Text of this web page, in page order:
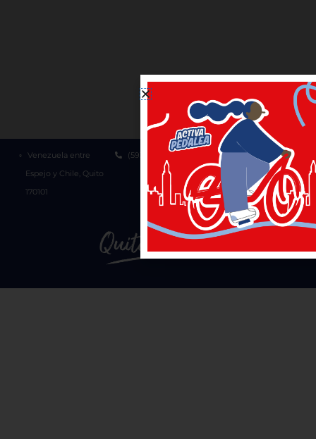
Venezuela entre
Espejo y Chile, Quito
170101
(593-2) 3952300 1800 510 510